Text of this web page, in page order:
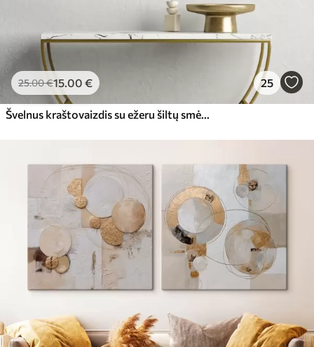
25.00€15.00 € 25
Švelnus kraštovaizdis su ežeru šiltų smėlio-pilkų atspalvių